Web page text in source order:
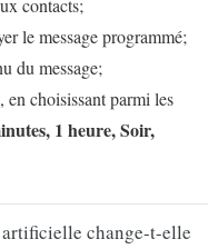
le message programmé;
du message;
en choisissant parmi les
1 heure, Soir,
change-t-elle